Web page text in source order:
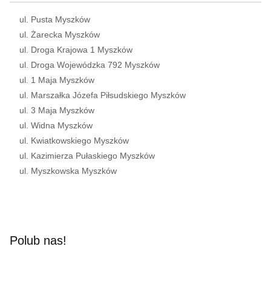
ul. Pusta Myszków
ul. Żarecka Myszków
ul. Droga Krajowa 1 Myszków
ul. Droga Wojewódzka 792 Myszków
ul. 1 Maja Myszków
ul. Marszałka Józefa Piłsudskiego Myszków
ul. 3 Maja Myszków
ul. Widna Myszków
ul. Kwiatkowskiego Myszków
ul. Kazimierza Pułaskiego Myszków
ul. Myszkowska Myszków
Polub nas!